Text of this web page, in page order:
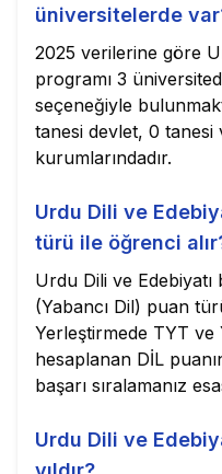
üniversitelerde
2025 verilerine göre
programı 3
seçeneğiyle
tanesi devlet, 0 tanesi
kurumlarındadır.
Urdu Dili ve
türü ile öğrenci
Urdu Dili ve
(Yabancı Dil) puan
Yerleştirmede TYT ve
hesaplanan DİL
başarı sıralamanız
Urdu Dili ve